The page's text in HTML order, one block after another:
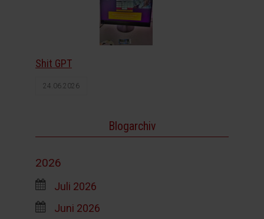
Shit GPT
24.06.2026
Blogarchiv
2026
Juli 2026
Juni 2026